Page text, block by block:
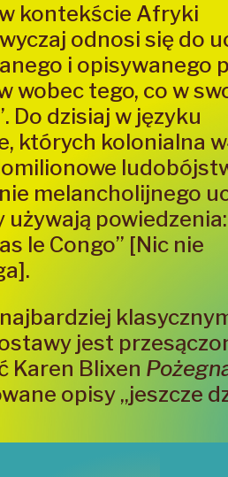
kontekście Afryki
odnosi się do
i opisywanego
wobec tego, co w
Do dzisiaj w języku
których kolonialna
melancholijnego
le Congo” [Nic nie
jest
Karen Blixen
opisy „jeszcze